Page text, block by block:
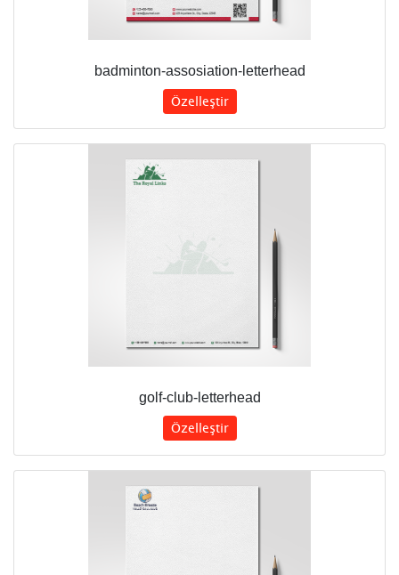
badminton-assosiation-letterhead
Özelleştir
golf-club-letterhead
Özelleştir